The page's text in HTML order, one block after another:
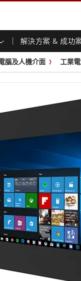
解決方案 & 成功
電腦
工業
多點
機箱式
PoE觸
USB
嵌入
嵌入
工業
無線
腦
石油
ATEX
人工
交通
智慧
成
投資
下載
文件
新聞
腦及人機介面 工業